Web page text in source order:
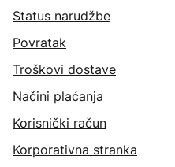
Status narudžbe
Povratak
Troškovi dostave
Načini plaćanja
Korisnički račun
Korporativna stranka